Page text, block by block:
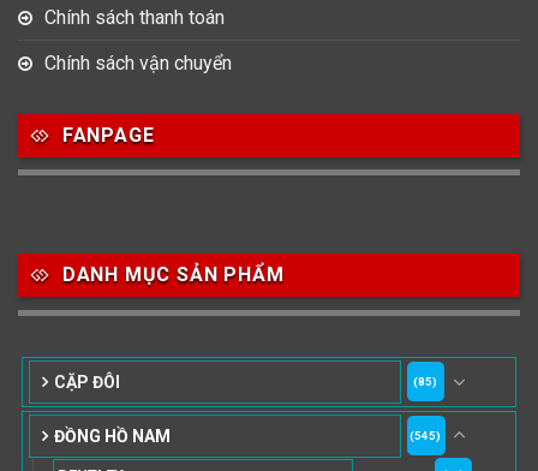
Chính sách thanh toán
Chính sách vận chuyển
FANPAGE
DANH MỤC SẢN PHẨM
CẶP ĐÔI (85)
ĐỒNG HỒ NAM (545)